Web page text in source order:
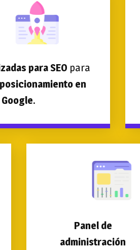
para SEO para
posicionamiento en
Google.
Panel de
administración